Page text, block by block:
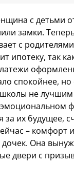
с детьми
замки.
с родителями
ипотеку, так
спокойнее,
школы не
эмоциональном
их будущее,
– комфорт и
дочек. Она
двери с